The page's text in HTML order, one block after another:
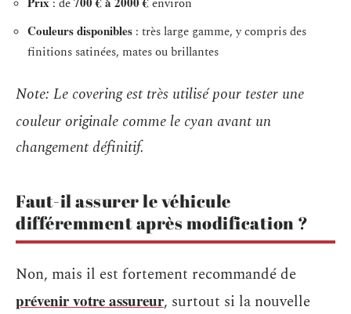
Couleurs disponibles : très large gamme, y compris des
finitions satinées, mates ou brillantes
Note: Le covering est très utilisé pour tester une
couleur originale comme le cyan avant un
changement définitif.
Faut-il assurer le véhicule
différemment après modification ?
Non, mais il est fortement recommandé de
prévenir votre assureur, surtout si la nouvelle